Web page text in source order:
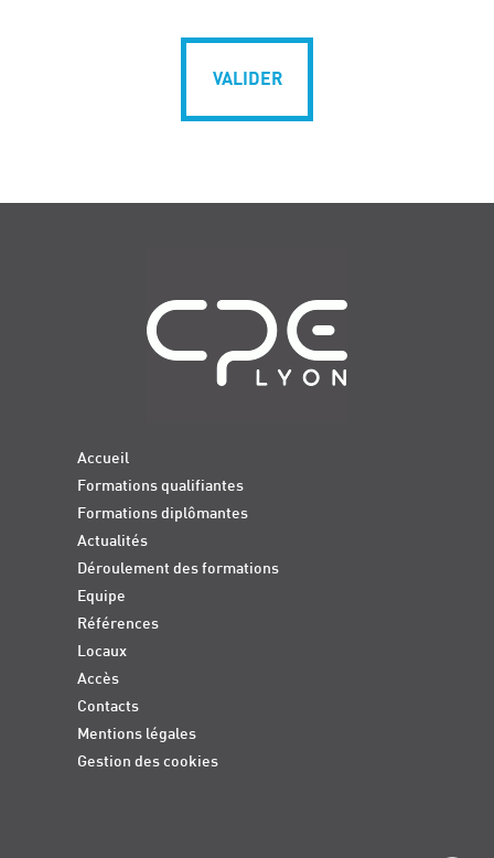
VALIDER
Accueil
Formations qualifiantes
Formations diplômantes
Actualités
Déroulement des formations
Equipe
Références
Locaux
Accès
Contacts
Mentions légales
Gestion des cookies